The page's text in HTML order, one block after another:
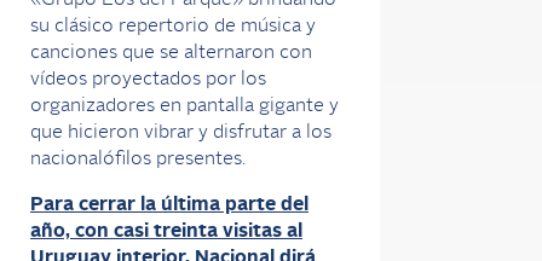
su clásico repertorio de música y
canciones que se alternaron con
vídeos proyectados por los
organizadores en pantalla gigante y
que hicieron vibrar y disfrutar a los
nacionalófilos presentes.
Para cerrar la última parte del
año, con casi treinta visitas al